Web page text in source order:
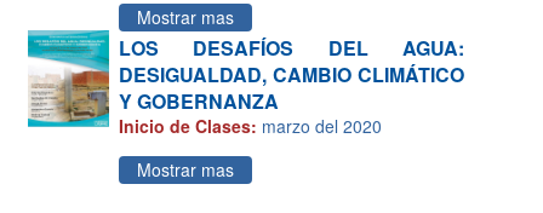
Mostrar mas
LOS DESAFÍOS DEL AGUA:
DESIGUALDAD, CAMBIO CLIMÁTICO
Y GOBERNANZA
Inicio de Clases: marzo del 2020
Mostrar mas